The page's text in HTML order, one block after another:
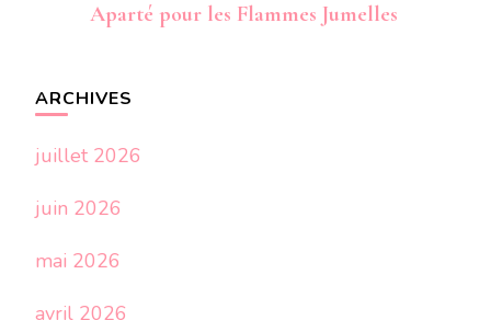
Aparté pour les Flammes Jumelles
ARCHIVES
juillet 2026
juin 2026
mai 2026
avril 2026